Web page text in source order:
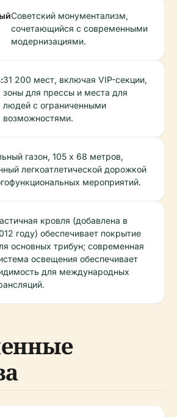
Советский монументализм,
сочетающийся с современными
модернизациями.
31 200 мест, включая VIP-секции,
зоны для прессы и места для
людей с ограниченными
возможностями.
газон, 105 x 68 метров,
легкоатлетической дорожкой
мероприятий.
кровля (добавлена в
году) обеспечивает покрытие
основных трибун; современная
освещения обеспечивает
для международных